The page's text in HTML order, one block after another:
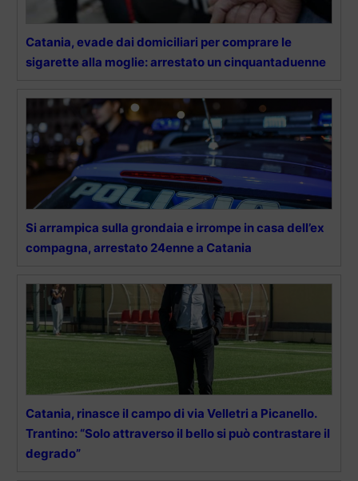
Catania, evade dai domiciliari per comprare le
sigarette alla moglie: arrestato un cinquantaduenne
Si arrampica sulla grondaia e irrompe in casa dell’ex
compagna, arrestato 24enne a Catania
Catania, rinasce il campo di via Velletri a Picanello.
Trantino: “Solo attraverso il bello si può contrastare il
degrado”